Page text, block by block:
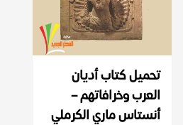
تحميل كتاب أديان
العرب وخرافاتهم –
أنستاس ماري الكرملي